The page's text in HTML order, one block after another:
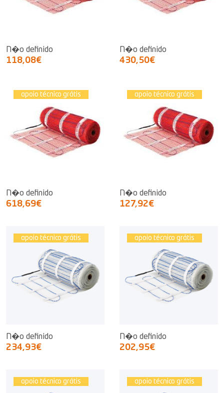
N�o definido
118,08€
N�o definido
430,50€
apoio técnico grátis
N�o definido
618,69€
apoio técnico grátis
N�o definido
127,92€
apoio técnico grátis
N�o definido
234,93€
apoio técnico grátis
N�o definido
202,95€
apoio técnico grátis apoio técnico grátis